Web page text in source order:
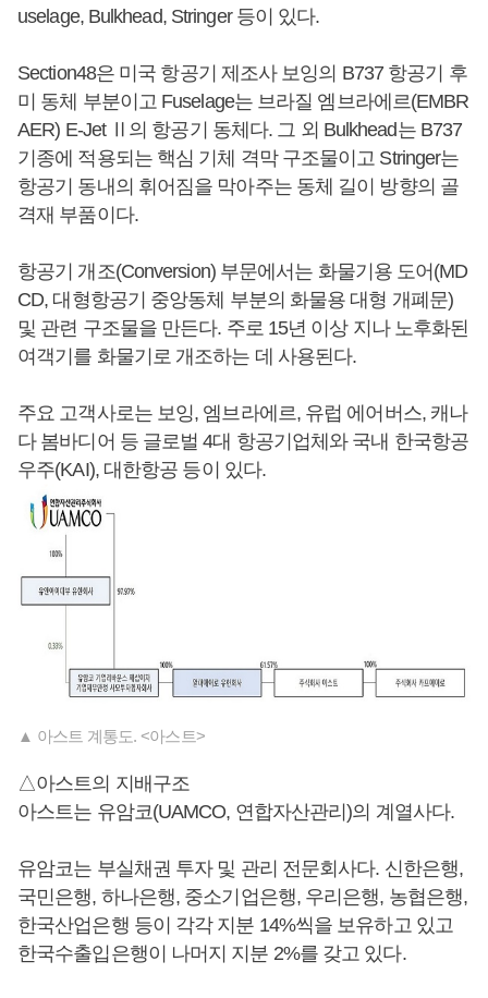
uselage, Bulkhead, Stringer 등이 있다.
Section48은 미국 항공기 제조사 보잉의 B737 항공기 후
미 동체 부분이고 Fuselage는 브라질 엠브라에르(EMBR
AER) E-Jet Ⅱ의 항공기 동체다. 그 외 Bulkhead는 B737
기종에 적용되는 핵심 기체 격막 구조물이고 Stringer는
항공기 동내의 휘어짐을 막아주는 동체 길이 방향의 골
격재 부품이다.
항공기 개조(Conversion) 부문에서는 화물기용 도어(MD
CD, 대형항공기 중앙동체 부분의 화물용 대형 개폐문)
및 관련 구조물을 만든다. 주로 15년 이상 지나 노후화된
여객기를 화물기로 개조하는 데 사용된다.
주요 고객사로는 보잉, 엠브라에르, 유럽 에어버스, 캐나
다 봄바디어 등 글로벌 4대 항공기업체와 국내 한국항공
우주(KAI), 대한항공 등이 있다.
▲ 아스트 계통도. <아스트>
△아스트의 지배구조
아스트는 유암코(UAMCO, 연합자산관리)의 계열사다.
유암코는 부실채권 투자 및 관리 전문회사다. 신한은행,
국민은행, 하나은행, 중소기업은행, 우리은행, 농협은행,
한국산업은행 등이 각각 지분 14%씩을 보유하고 있고
한국수출입은행이 나머지 지분 2%를 갖고 있다.